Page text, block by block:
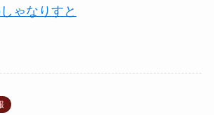
ゃなりすと